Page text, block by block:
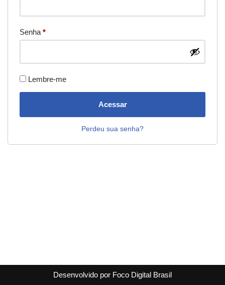
Senha *
Lembre-me
Acessar
Perdeu sua senha?
Desenvolvido por Foco Digital Brasil